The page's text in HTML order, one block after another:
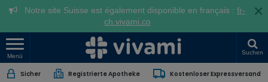
Notre site Suisse est également disponible en français : fr-
ch.vivami.co
×
Menü
Suchen
Sicher Registrierte Apotheke Kostenloser Expressversand